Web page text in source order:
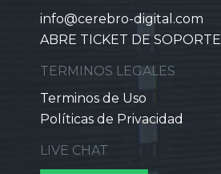
info@cerebro-digital.com
ABRE TICKET DE SOPORTE
TERMINOS LEGALES
Terminos de Uso
Políticas de Privacidad
LIVE CHAT